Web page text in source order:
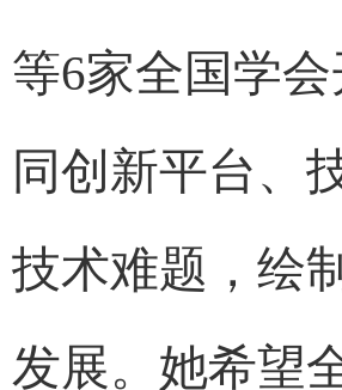
等6家全国学
同创新平台、
技术难题，绘
发展。她希望